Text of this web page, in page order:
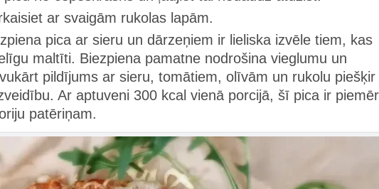
ar svaigām rukolas lapām.
pica ar sieru un dārzeņiem ir lieliska izvēle tiem, kas
maltīti. Biezpiena pamatne nodrošina vieglumu un
pildījums ar sieru, tomātiem, olīvām un rukolu piešķir
Ar aptuveni 300 kcal vienā porcijā, šī pica ir
patēriņam.